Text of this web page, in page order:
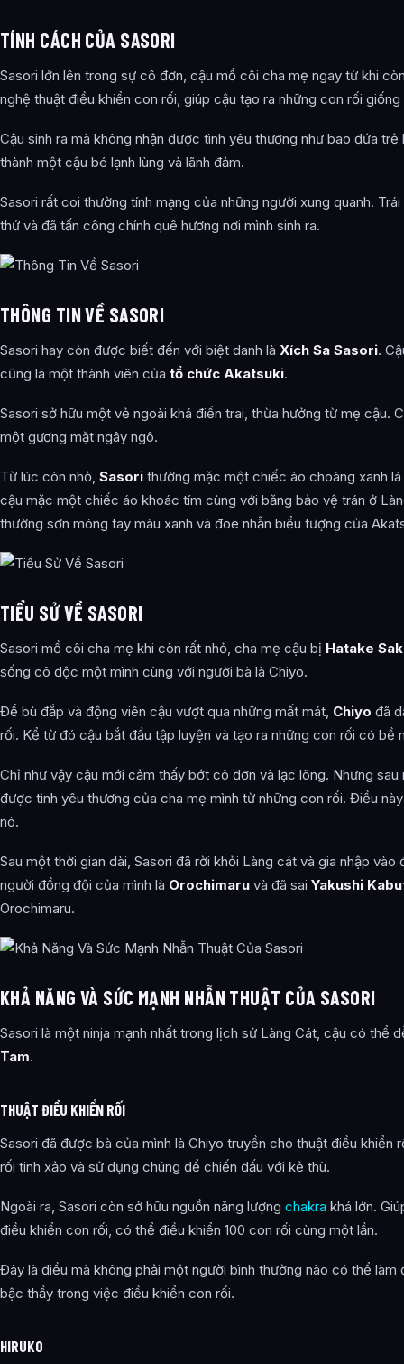
TÍNH CÁCH CỦA SASORI
Sasori lớn lên trong sự cô đơn, cậu mồ côi cha mẹ ngay từ khi
nghệ thuật điều khiển con rối, giúp cậu tạo ra những con rối
Cậu sinh ra mà không nhận được tình yêu thương như bao đứa
thành một cậu bé lạnh lùng và lãnh đảm.
Sasori rất coi thường tính mạng của những người xung quanh.
thứ và đã tấn công chính quê hương nơi mình sinh ra.
THÔNG TIN VỀ SASORI
Sasori hay còn được biết đến với biệt danh là Xích Sa Sasori.
cũng là một thành viên của tổ chức Akatsuki.
Sasori sở hữu một vẻ ngoài khá điển trai, thừa hưởng từ mẹ cậu.
một gương mặt ngây ngô.
Từ lúc còn nhỏ, Sasori thường mặc một chiếc áo choàng xanh
cậu mặc một chiếc áo khoác tím cùng với băng bảo vệ trán ở
thường sơn móng tay màu xanh và đoe nhẫn biểu tượng của
TIỂU SỬ VỀ SASORI
Sasori mồ côi cha mẹ khi còn rất nhỏ, cha mẹ cậu bị Hatake
sống cô độc một mình cùng với người bà là Chiyo.
Để bù đắp và động viên cậu vượt qua những mất mát, Chiyo đã
rối. Kể từ đó cậu bắt đầu tập luyện và tạo ra những con rối có bề
Chỉ như vậy cậu mới cảm thấy bớt cô đơn và lạc lõng. Nhưng sau
được tình yêu thương của cha mẹ mình từ những con rối. Điều
nó.
Sau một thời gian dài, Sasori đã rời khỏi Làng cát và gia nhập
người đồng đội của mình là Orochimaru và đã sai Yakushi
Orochimaru.
KHẢ NĂNG VÀ SỨC MẠNH NHẪN THUẬT CỦA SASORI
Sasori là một ninja mạnh nhất trong lịch sử Làng Cát, cậu có thể
Tam.
THUẬT ĐIỀU KHIỂN RỐI
Sasori đã được bà của mình là Chiyo truyền cho thuật điều khiển
rối tinh xảo và sử dụng chúng để chiến đấu với kẻ thù.
Ngoài ra, Sasori còn sở hữu nguồn năng lượng chakra khá lớn.
điều khiển con rối, có thể điều khiển 100 con rối cùng một lần.
Đây là điều mà không phải một người bình thường nào có thể
bậc thầy trong việc điều khiển con rối.
HIRUKO